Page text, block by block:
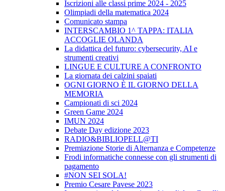
Iscrizioni alle classi prime 2024 - 2025
Olimpiadi della matematica 2024
Comunicato stampa
INTERSCAMBIO 1^ TAPPA: ITALIA
ACCOGLIE OLANDA
La didattica del futuro: cybersecurity, AI e
strumenti creativi
LINGUE E CULTURE A CONFRONTO
La giornata dei calzini spaiati
OGNI GIORNO È IL GIORNO DELLA
MEMORIA
Campionati di sci 2024
Green Game 2024
IMUN 2024
Debate Day edizione 2023
RADIO&BIBLIOPELL@TI
Premiazione Storie di Alternanza e Competenze
Frodi informatiche connesse con gli strumenti di
pagamento
#NON SEI SOLA!
Premio Cesare Pavese 2023